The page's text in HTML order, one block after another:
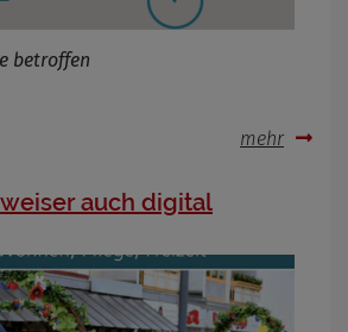
betroffen
mehr
auch digital